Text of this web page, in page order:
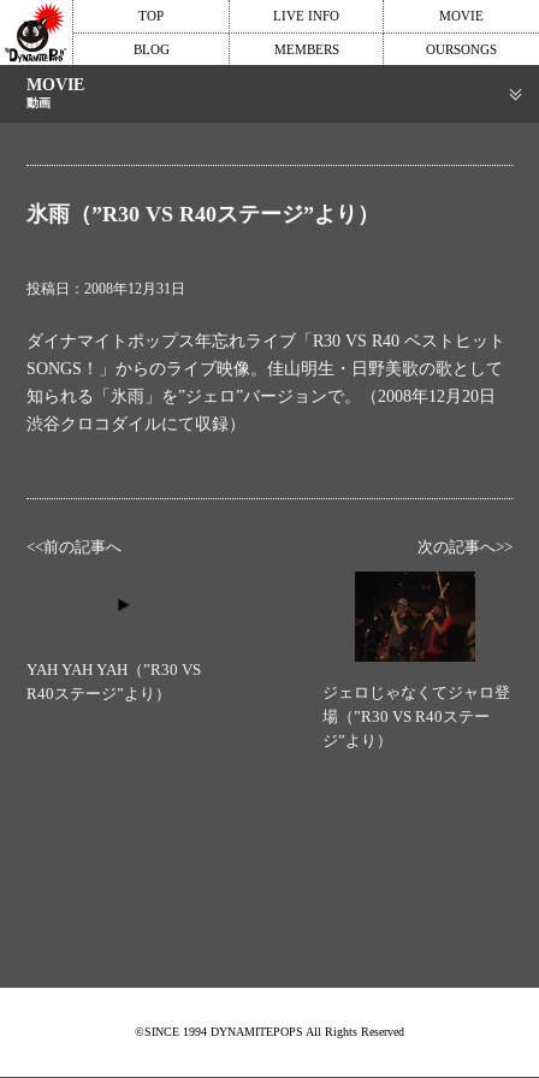
TOP LIVE INFO MOVIE
BLOG MEMBERS OURSONGS
MOVIE
動画
氷雨（”R30 VS R40ステージ”より）
投稿日：2008年12月31日
ダイナマイトポップス年忘れライブ「R30 VS R40 ベストヒット
SONGS！」からのライブ映像。佳山明生・日野美歌の歌として
知られる「氷雨」を”ジェロ”バージョンで。（2008年12月20日
渋谷クロコダイルにて収録）
<<前の記事へ
YAH YAH YAH（”R30 VS
R40ステージ”より）
次の記事へ>>
ジェロじゃなくてジャロ登
場（”R30 VS R40ステー
ジ”より）
©SINCE 1994 DYNAMITEPOPS All Rights Reserved